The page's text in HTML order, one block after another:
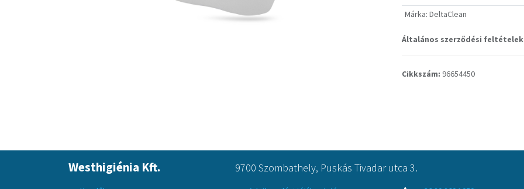
Márka: DeltaClean
Általános szerződési feltételek
Cikkszám: 96654450
Westhigiénia Kft. 9700 Szombathely, Puskás Tivadar utca 3.